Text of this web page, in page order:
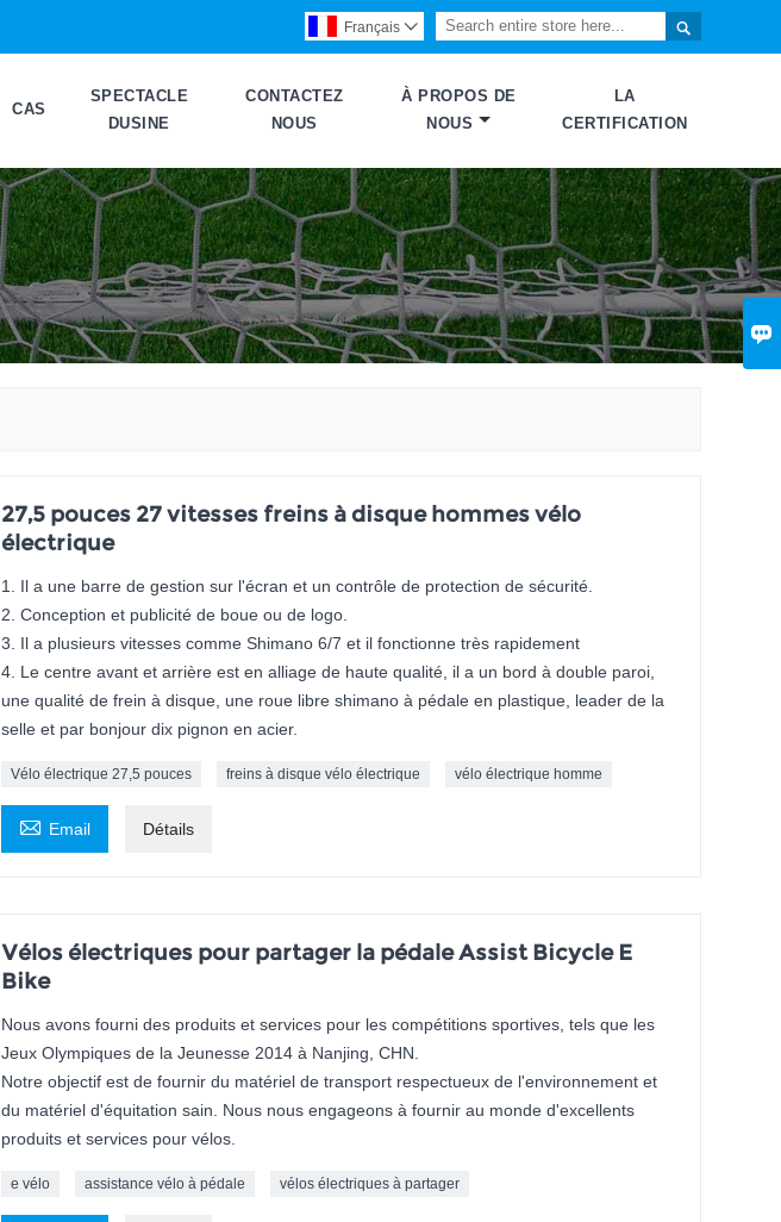


Français 
CAS
SPECTACLE
DUSINE
CONTACTEZ
NOUS
À PROPOS DE
NOUS
LA
CERTIFICATION
27,5 pouces 27 vitesses freins à disque hommes vélo
électrique
1. Il a une barre de gestion sur l'écran et un contrôle de protection de sécurité.
2. Conception et publicité de boue ou de logo.
3. Il a plusieurs vitesses comme Shimano 6/7 et il fonctionne très rapidement
4. Le centre avant et arrière est en alliage de haute qualité, il a un bord à double paroi,
une qualité de frein à disque, une roue libre shimano à pédale en plastique, leader de la
selle et par bonjour dix pignon en acier.
Vélo électrique 27,5 pouces freins à disque vélo électrique vélo électrique homme
 Email Détails
Vélos électriques pour partager la pédale Assist Bicycle E
Bike
Nous avons fourni des produits et services pour les compétitions sportives, tels que les
Jeux Olympiques de la Jeunesse 2014 à Nanjing, CHN.
Notre objectif est de fournir du matériel de transport respectueux de l'environnement et
du matériel d'équitation sain. Nous nous engageons à fournir au monde d'excellents
produits et services pour vélos.
e vélo assistance vélo à pédale vélos électriques à partager